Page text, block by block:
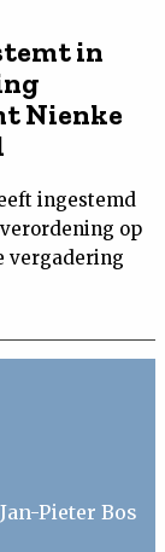
in
Nienke
ingestemd
op
vergadering
Jan-Pieter Bos